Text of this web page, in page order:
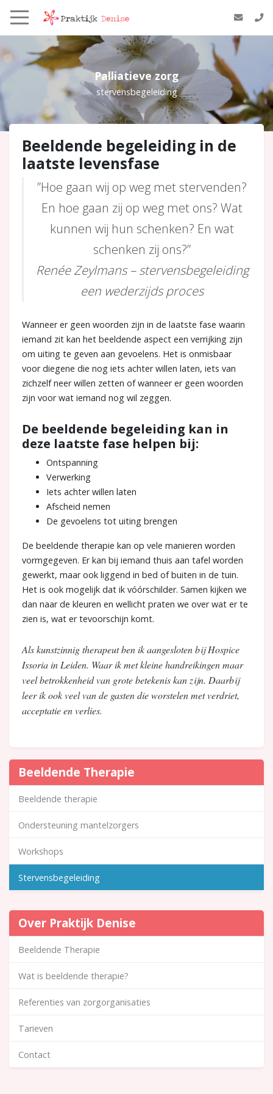
Palliatieve zorg
stervensbegeleiding
Beeldende begeleiding in de
laatste levensfase
”Hoe gaan wij op weg met stervenden?
En hoe gaan zij op weg met ons? Wat
kunnen wij hun schenken? En wat
schenken zij ons?”
Renée Zeylmans – stervensbegeleiding
een wederzijds proces
Wanneer er geen woorden zijn in de laatste fase waarin
iemand zit kan het beeldende aspect een verrijking zijn
om uiting te geven aan gevoelens. Het is onmisbaar
voor diegene die nog iets achter willen laten, iets van
zichzelf neer willen zetten of wanneer er geen woorden
zijn voor wat iemand nog wil zeggen.
De beeldende begeleiding kan in
deze laatste fase helpen bij:
Ontspanning
Verwerking
Iets achter willen laten
Afscheid nemen
De gevoelens tot uiting brengen
De beeldende therapie kan op vele manieren worden
vormgegeven. Er kan bij iemand thuis aan tafel worden
gewerkt, maar ook liggend in bed of buiten in de tuin.
Het is ook mogelijk dat ik vóórschilder. Samen kijken we
dan naar de kleuren en wellicht praten we over wat er te
zien is, wat er tevoorschijn komt.
Als kunstzinnig therapeut ben ik aangesloten bij Hospice
Issoria in Leiden. Waar ik met kleine handreikingen maar
veel betrokkenheid van grote betekenis kan zijn. Daarbij
leer ik ook veel van de gasten die worstelen met verdriet,
acceptatie en verlies.
Beeldende Therapie
Beeldende therapie
Ondersteuning mantelzorgers
Workshops
Stervensbegeleiding
Over Praktijk Denise
Beeldende Therapie
Wat is beeldende therapie?
Referenties van zorgorganisaties
Tarieven
Contact